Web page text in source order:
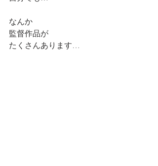
なんか
監督作品が
たくさんあります…